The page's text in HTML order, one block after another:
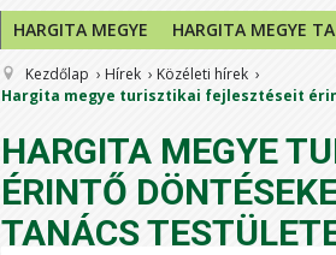
12
HARGITA MEGYE HARGITA MEGYE
Kezdőlap Hírek
Közéleti hírek
Hargita megye turisztikai fejlesztéseit
HARGITA MEGYE
ÉRINTŐ
TANÁCS